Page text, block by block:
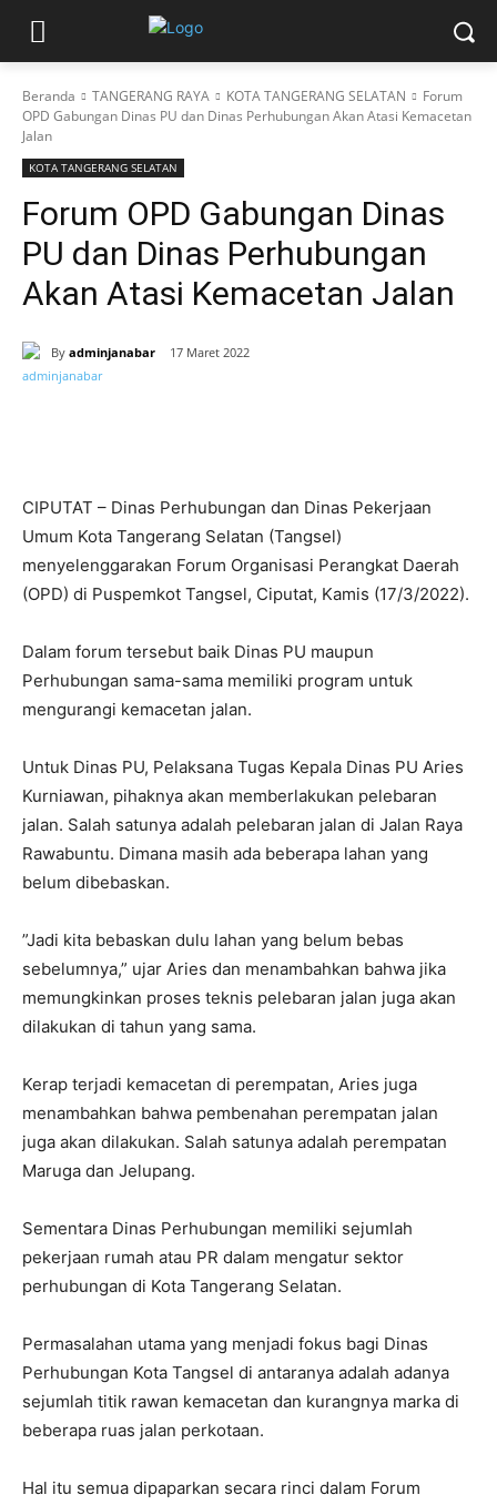
Beranda TANGERANG RAYA KOTA TANGERANG SELATAN
Forum
OPD Gabungan Dinas PU dan Dinas Perhubungan Akan Atasi Kemacetan
Jalan
KOTA TANGERANG SELATAN
Forum OPD Gabungan Dinas
PU dan Dinas Perhubungan
Akan Atasi Kemacetan Jalan
By adminjanabar 17 Maret 2022
CIPUTAT – Dinas Perhubungan dan Dinas Pekerjaan
Umum Kota Tangerang Selatan (Tangsel)
menyelenggarakan Forum Organisasi Perangkat Daerah
(OPD) di Puspemkot Tangsel, Ciputat, Kamis (17/3/2022).
Dalam forum tersebut baik Dinas PU maupun
Perhubungan sama-sama memiliki program untuk
mengurangi kemacetan jalan.
Untuk Dinas PU, Pelaksana Tugas Kepala Dinas PU Aries
Kurniawan, pihaknya akan memberlakukan pelebaran
jalan. Salah satunya adalah pelebaran jalan di Jalan Raya
Rawabuntu. Dimana masih ada beberapa lahan yang
belum dibebaskan.
”Jadi kita bebaskan dulu lahan yang belum bebas
sebelumnya,” ujar Aries dan menambahkan bahwa jika
memungkinkan proses teknis pelebaran jalan juga akan
dilakukan di tahun yang sama.
Kerap terjadi kemacetan di perempatan, Aries juga
menambahkan bahwa pembenahan perempatan jalan
juga akan dilakukan. Salah satunya adalah perempatan
Maruga dan Jelupang.
Sementara Dinas Perhubungan memiliki sejumlah
pekerjaan rumah atau PR dalam mengatur sektor
perhubungan di Kota Tangerang Selatan.
Permasalahan utama yang menjadi fokus bagi Dinas
Perhubungan Kota Tangsel di antaranya adalah adanya
sejumlah titik rawan kemacetan dan kurangnya marka di
beberapa ruas jalan perkotaan.
Hal itu semua dipaparkan secara rinci dalam Forum